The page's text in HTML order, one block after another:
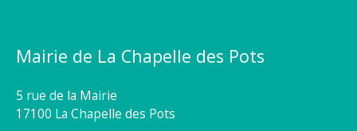
Mairie de La Chapelle des Pots
5 rue de la Mairie
17100 La Chapelle des Pots